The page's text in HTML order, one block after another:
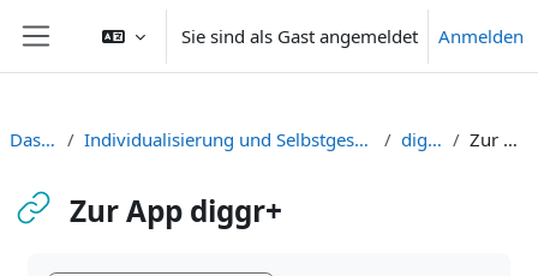
Website-Übersicht
Sie sind als Gast angemeldet Anmelden
Dashboard Individualisierung und Selbstgesteuertes Lernen digital unterstützen diggr+ App Zur App diggr+
Zur App diggr+